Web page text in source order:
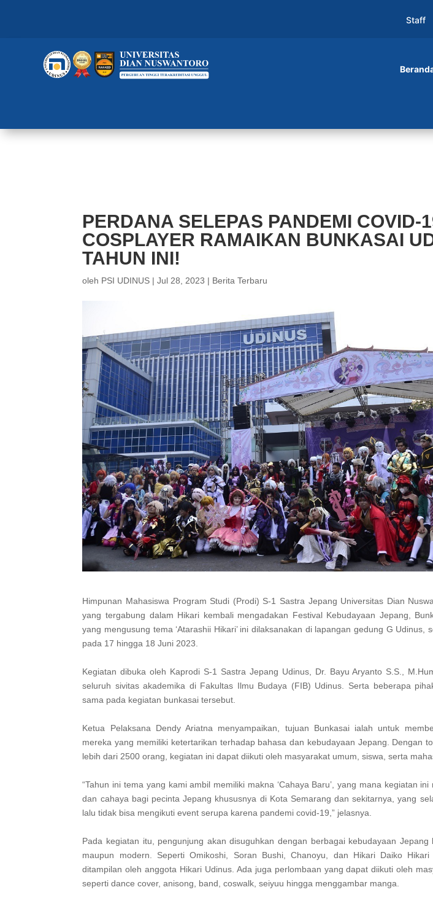
Staff
PERDANA SELEPAS PANDEMI COVID-
COSPLAYER RAMAIKAN BUNKASAI
TAHUN INI!
oleh PSI UDINUS |Jul 28, 2023 | Berita Terbaru
Himpunan Mahasiswa Program Studi (Prodi) S-1 Sastra Jepang Universitas Dian
yang tergabung dalam Hikari kembali mengadakan Festival Kebudayaan Jepang,
yang mengusung tema ‘Atarashii Hikari’ ini dilaksanakan di lapangan gedung G Udinus,
pada 17 hingga 18 Juni 2023.
Kegiatan dibuka oleh Kaprodi S-1 Sastra Jepang Udinus, Dr. Bayu Aryanto S.S.,
seluruh sivitas akademika di Fakultas Ilmu Budaya (FIB) Udinus. Serta beberapa
sama pada kegiatan bunkasai tersebut.
Ketua Pelaksana Dendy Ariatna menyampaikan, tujuan Bunkasai ialah untuk
mereka yang memiliki ketertarikan terhadap bahasa dan kebudayaan Jepang. Dengan
lebih dari 2500 orang, kegiatan ini dapat diikuti oleh masyarakat umum, siswa, serta
“Tahun ini tema yang kami ambil memiliki makna ‘Cahaya Baru’, yang mana kegiatan ini
dan cahaya bagi pecinta Jepang khususnya di Kota Semarang dan sekitarnya, yang
lalu tidak bisa mengikuti event serupa karena pandemi covid-19,” jelasnya.
Pada kegiatan itu, pengunjung akan disuguhkan dengan berbagai kebudayaan Jepang
maupun modern. Seperti Omikoshi, Soran Bushi, Chanoyu, dan Hikari Daiko Hikari
ditampilan oleh anggota Hikari Udinus. Ada juga perlombaan yang dapat diikuti oleh
seperti dance cover, anisong, band, coswalk, seiyuu hingga menggambar manga.